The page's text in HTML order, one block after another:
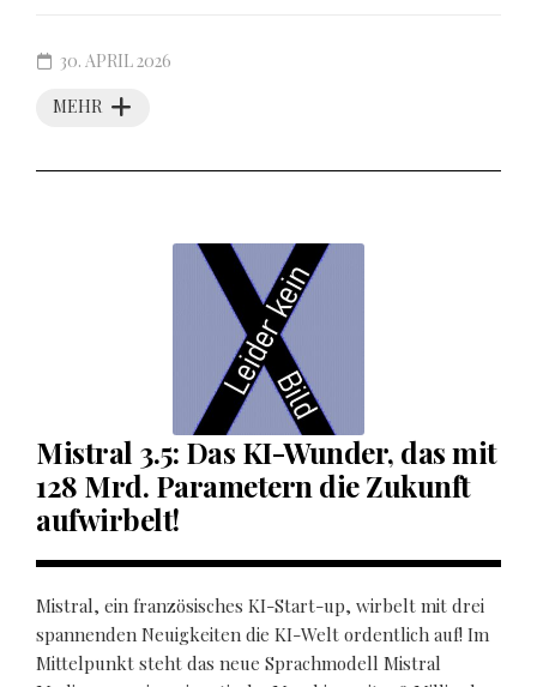
MEHR
30. APRIL 2026
Mistral 3.5: Das KI-Wunder, das mit
128 Mrd. Parametern die Zukunft
aufwirbelt!
Mistral, ein französisches KI-Start-up, wirbelt mit drei
spannenden Neuigkeiten die KI-Welt ordentlich auf! Im
Mittelpunkt steht das neue Sprachmodell Mistral